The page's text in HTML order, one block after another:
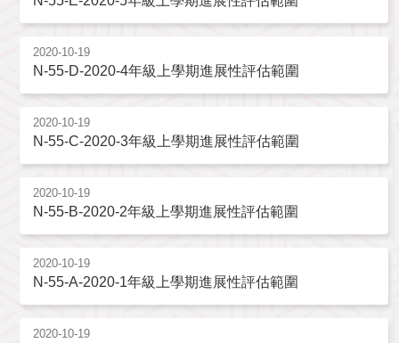
2020-10-19
N-55-D-2020-4年級上學期進展性評估範圍
2020-10-19
N-55-C-2020-3年級上學期進展性評估範圍
2020-10-19
N-55-B-2020-2年級上學期進展性評估範圍
2020-10-19
N-55-A-2020-1年級上學期進展性評估範圍
2020-10-19